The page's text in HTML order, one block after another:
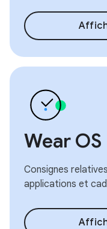
Wear OS
Consignes
applications et